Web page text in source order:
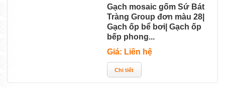
Gạch mosaic gốm Sứ Bát
Tràng Group đơn màu 28|
Gạch ốp bể bơi| Gạch ốp
bếp phong...
Giá: Liên hệ